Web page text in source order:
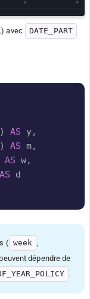
avec DATE_PART
) AS y,
) AS m,
AS w,
AS
( week
peuvent dépendre de
.